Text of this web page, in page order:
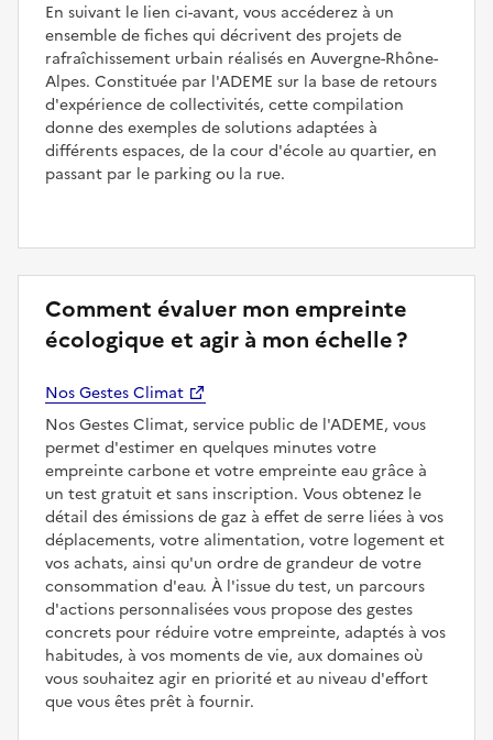
En suivant le lien ci-avant, vous accéderez à un
ensemble de fiches qui décrivent des projets de
rafraîchissement urbain réalisés en Auvergne-Rhône-
Alpes. Constituée par l'ADEME sur la base de retours
d'expérience de collectivités, cette compilation
donne des exemples de solutions adaptées à
différents espaces, de la cour d'école au quartier, en
passant par le parking ou la rue.
Comment évaluer mon empreinte
écologique et agir à mon échelle ?
Nos Gestes Climat
Nos Gestes Climat, service public de l'ADEME, vous
permet d'estimer en quelques minutes votre
empreinte carbone et votre empreinte eau grâce à
un test gratuit et sans inscription. Vous obtenez le
détail des émissions de gaz à effet de serre liées à vos
déplacements, votre alimentation, votre logement et
vos achats, ainsi qu'un ordre de grandeur de votre
consommation d'eau. À l'issue du test, un parcours
d'actions personnalisées vous propose des gestes
concrets pour réduire votre empreinte, adaptés à vos
habitudes, à vos moments de vie, aux domaines où
vous souhaitez agir en priorité et au niveau d'effort
que vous êtes prêt à fournir.